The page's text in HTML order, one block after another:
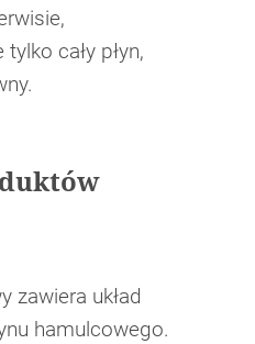
cały płyn,
zawiera układ
hamulcowego.